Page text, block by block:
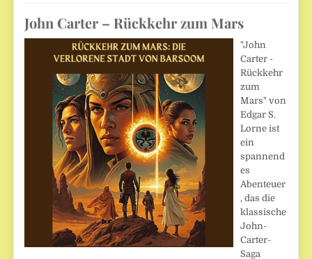
John Carter – Rückkehr zum Mars
"John
Carter -
Rückkehr
zum
Mars" von
Edgar S.
Lorne ist
ein
spannend
es
Abenteuer
, das die
klassische
John-
Carter-
Saga